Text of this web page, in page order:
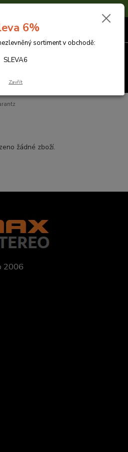
zboží s kódem SLEVA6
žádné zboží.
2006
6%
sortiment v obchodě:
SLEVA6
Zavřít